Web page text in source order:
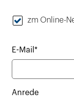
zm Online-
E-Mail*
Anrede